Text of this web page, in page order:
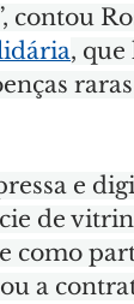
contou
, que
e
de
como
a